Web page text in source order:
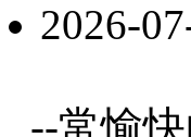
2026-
--常愉